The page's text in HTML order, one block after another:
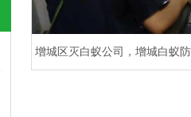
增城区灭白蚁公司，增城白蚁